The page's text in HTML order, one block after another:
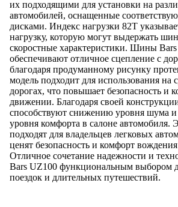
их подходящими для установки на
автомобилей, оснащенные
дисками. Индекс нагрузки 82T
нагрузку, которую могут выдержать
скоростные характеристики. Шины
обеспечивают отличное сцепление с
благодаря продуманному рисунку
модель подходит для использования на
дорогах, что повышает безопасность и
движении. Благодаря своей
способствуют снижению уровня шума
уровня комфорта в салоне
подходят для владельцев легковых
ценят безопасность и комфорт
Отличное сочетание надежности и
Bars UZ100 функциональным выбором
поездок и длительных путешествий.